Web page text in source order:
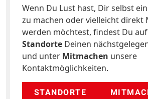
Wenn Du Lust hast, Dir selbst
zu machen oder vielleicht direkt
werden möchtest, findest Du
Standorte Deinen
und unter Mitmachen unsere
Kontaktmöglichkeiten.
STANDORTE